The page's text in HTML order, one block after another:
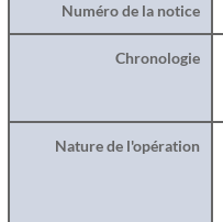
Numéro de la notice
Chronologie
Nature de l'opération